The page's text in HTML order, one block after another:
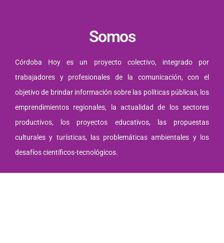
Somos
Córdoba Hoy es un proyecto colectivo, integrado por
trabajadores y profesionales de la comunicación, con el
objetivo de brindar información sobre las políticas públicas, los
emprendimientos regionales, la actualidad de los sectores
productivos, los proyectos educativos, las propuestas
culturales y turísticas, las problemáticas ambientales y los
desafíos científicos-tecnológicos.